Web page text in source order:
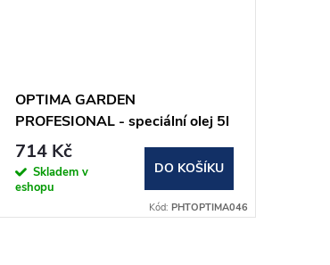
OPTIMA GARDEN
PROFESIONAL - speciální olej 5l
714 Kč
Skladem v
eshopu
DO KOŠÍKU
Kód: PHTOPTIMA046